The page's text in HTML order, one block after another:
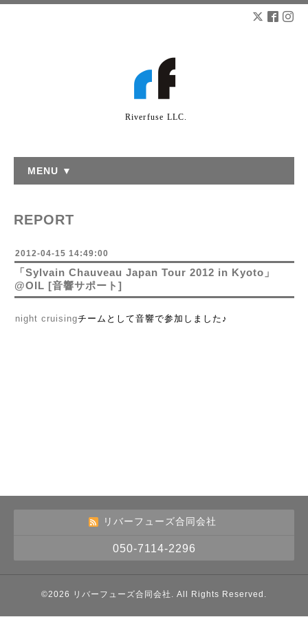
Riverfuse LLC.
MENU ▼
REPORT
2012-04-15 14:49:00
「Sylvain Chauveau Japan Tour 2012 in Kyoto」
@OIL [音響サポート]
night cruisingチームとして音響で参加しました♪
リバーフューズ合同会社
050-7114-2296
©2026 リバーフューズ合同会社 . All Rights Reserved.